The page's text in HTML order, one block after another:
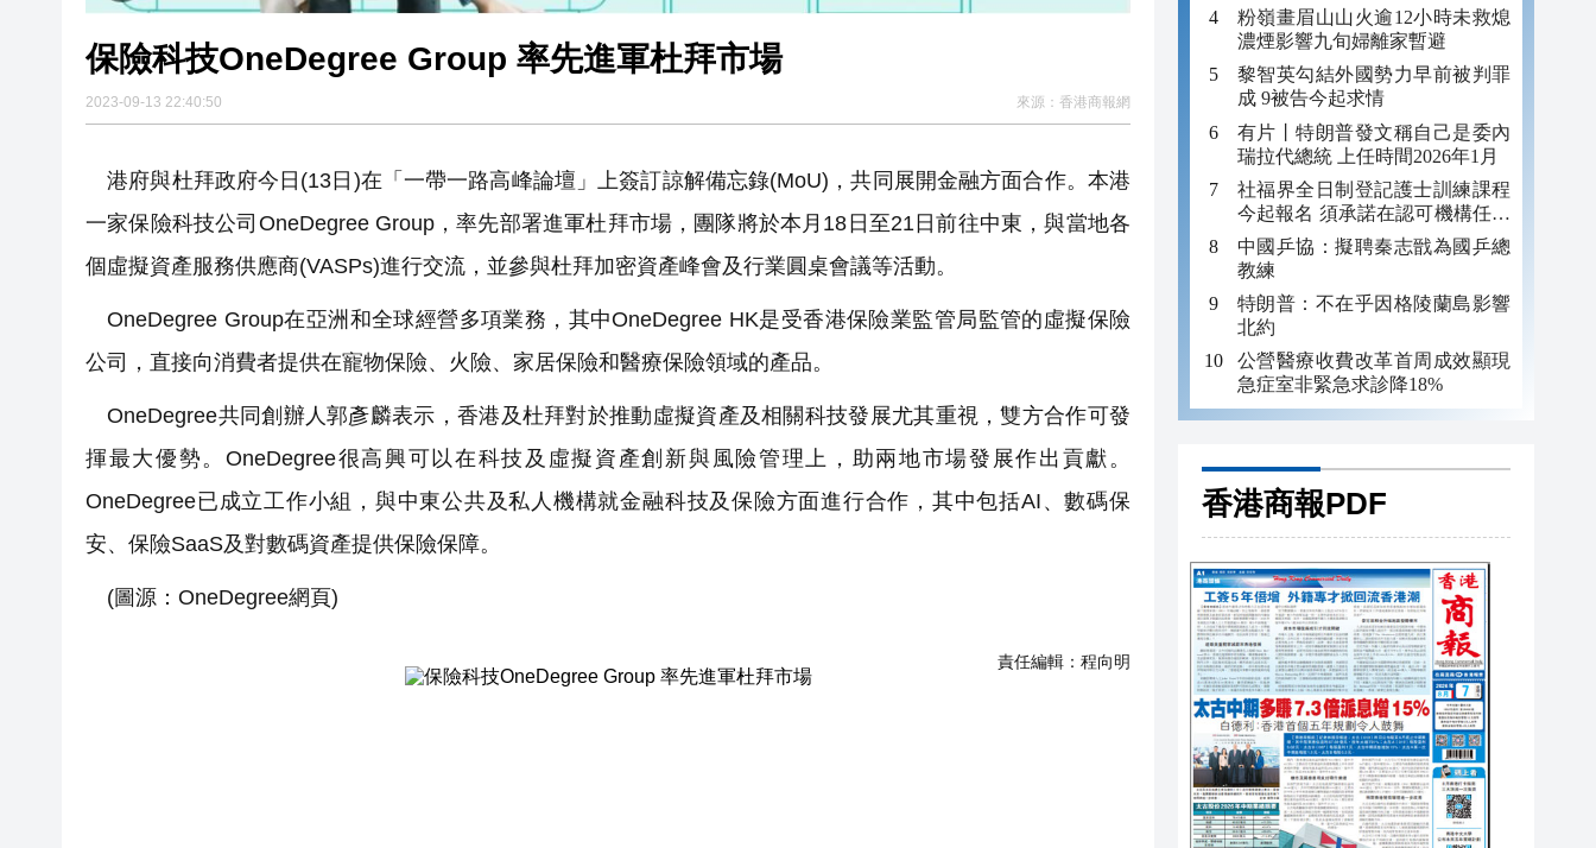
保險科技OneDegree Group 率先進軍杜拜市場
2023-09-13 22:40:50 來源： 香港商報網
港府與杜拜政府今日(13日)在「一帶一路高峰論壇」上簽訂諒解備忘錄(MoU)，共同展開金融方面合作。本港
一家保險科技公司OneDegree Group，率先部署進軍杜拜市場，團隊將於本月18日至21日前往中東，與當地各
個虛擬資產服務供應商(VASPs)進行交流，並參與杜拜加密資產峰會及行業圓桌會議等活動。
OneDegree Group在亞洲和全球經營多項業務，其中OneDegree HK是受香港保險業監管局監管的虛擬保險
公司，直接向消費者提供在寵物保險、火險、家居保險和醫療保險領域的產品。
OneDegree共同創辦人郭彥麟表示，香港及杜拜對於推動虛擬資產及相關科技發展尤其重視，雙方合作可發
揮最大優勢。OneDegree很高興可以在科技及虛擬資產創新與風險管理上，助兩地市場發展作出貢獻。
OneDegree已成立工作小組，與中東公共及私人機構就金融科技及保險方面進行合作，其中包括AI、數碼保
安、保險SaaS及對數碼資產提供保險保障。
(圖源：OneDegree網頁)
責任編輯： 程向明
粉嶺畫眉山山火逾12小時未救熄
濃煙影響九旬婦離家暫避
黎智英勾結外國勢力早前被判罪
成 9被告今起求情
有片丨特朗普發文稱自己是委內
瑞拉代總統 上任時間2026年1月
社福界全日制登記護士訓練課程
今起報名 須承諾在認可機構任職
至少三年
中國乒協：擬聘秦志戩為國乒總
教練
特朗普：不在乎因格陵蘭島影響
北約
公營醫療收費改革首周成效顯現
急症室非緊急求診降18%
香港商報PDF